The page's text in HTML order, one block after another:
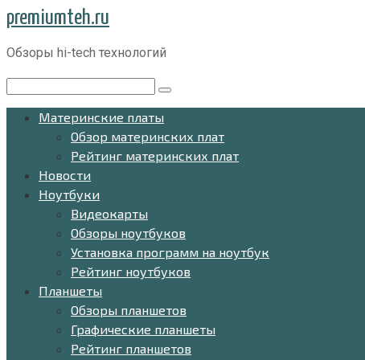
Перейти
контенту
premiumteh.ru
Обзоры hi-tech технологий
Материнские платы
Обзор материнских плат
Рейтинг материнских плат
Новости
Ноутбуки
Видеокарты
Обзоры ноутбуков
Установка программ на ноутбук
Рейтинг ноутбуков
Планшеты
Обзоры планшетов
Графические планшеты
Рейтинг планшетов